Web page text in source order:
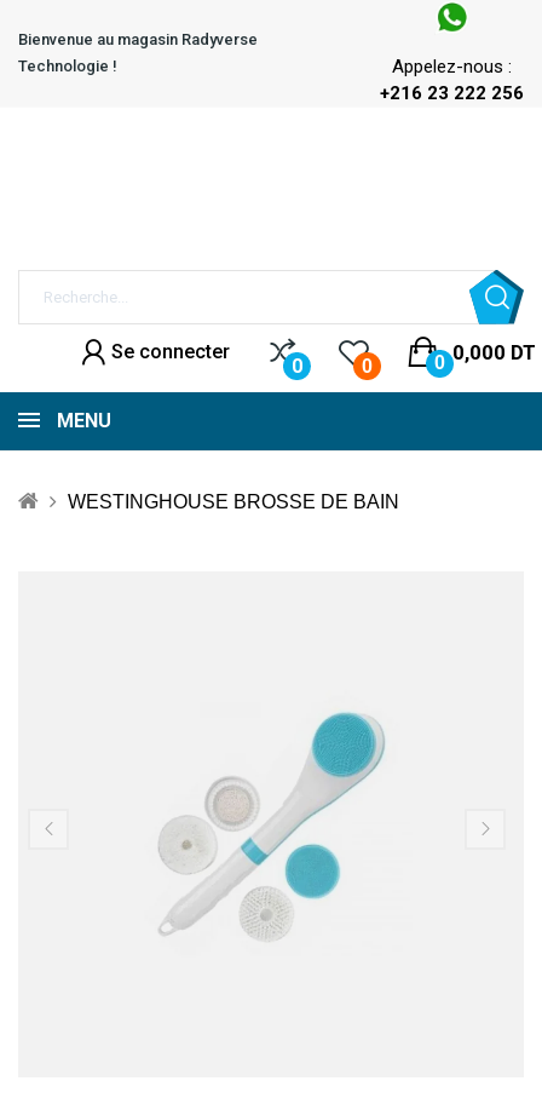
Bienvenue au magasin Radyverse
Technologie !
Appelez-nous :
+216 23 222 256
Se connecter
0 0
0,000 DT
0
MENU
WESTINGHOUSE BROSSE DE BAIN